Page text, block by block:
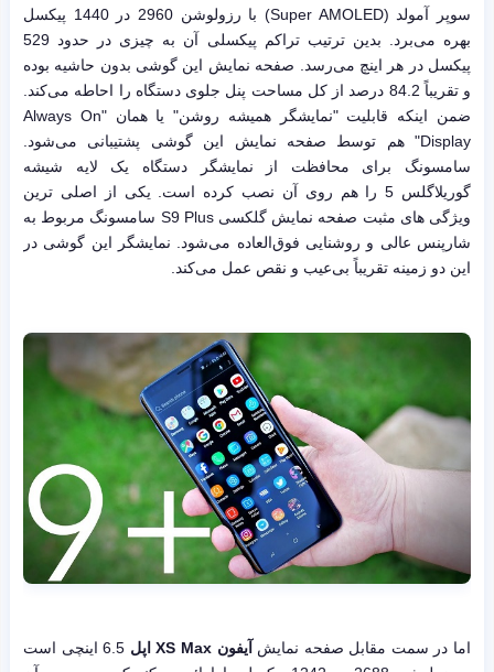
سوپر آمولد (Super AMOLED) با رزولوشن 2960 در 1440 پیکسل
بهره می‌برد. بدین ترتیب تراکم پیکسلی آن به چیزی در حدود 529
پیکسل در هر اینچ می‌رسد. صفحه نمایش این گوشی بدون حاشیه بوده
و تقریباً 84.2 درصد از کل مساحت پنل جلوی دستگاه را احاطه می‌کند.
ضمن اینکه قابلیت "نمایشگر همیشه روشن" یا همان "Always On
Display" هم توسط صفحه نمایش این گوشی پشتیبانی می‌شود.
سامسونگ برای محافظت از نمایشگر دستگاه یک لایه شیشه
گوریلاگلس 5 را هم روی آن نصب کرده است. یکی از اصلی ترین
ویژگی های مثبت صفحه نمایش گلکسی S9 Plus سامسونگ مربوط به
شارپنس عالی و روشنایی فوق‌العاده می‌شود. نمایشگر این گوشی در
این دو زمینه تقریباً بی‌عیب و نقص عمل می‌کند.
اما در سمت مقابل صفحه نمایش آیفون XS Max اپل
6.5 اینچی است